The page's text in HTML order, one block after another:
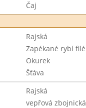
Čaj
Rajská
Zapékané rybí
Okurek
Šťáva
Rajská
vepřová